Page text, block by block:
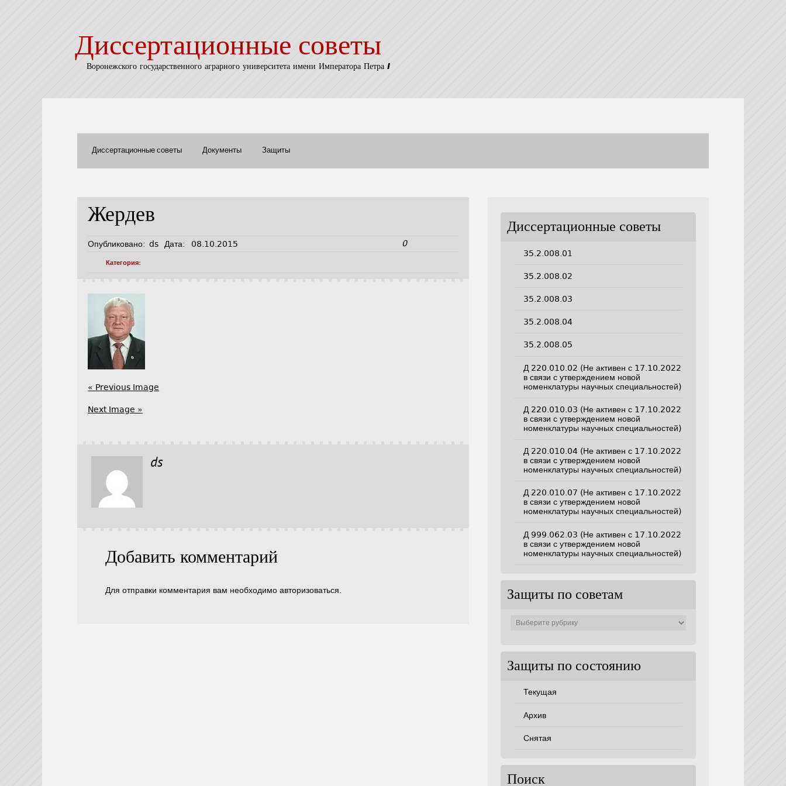
Диссертационные советы
Воронежского государственного аграрного университета имени Императора Петра I
Диссертационные советы Документы Защиты
Жердев
Опубликовано: ds Дата: 08.10.2015 0
Категория:
« Previous Image
Next Image »
ds
Добавить комментарий
Для отправки комментария вам необходимоавторизоваться
Диссертационные советы
35.2.008.01
35.2.008.02
35.2.008.03
35.2.008.04
35.2.008.05
Д 220.010.02 (Не активен с 17.10.2022
в связи с утверждением новой
номенклатуры научных специальностей)
Д 220.010.03 (Не активен с 17.10.2022
в связи с утверждением новой
номенклатуры научных специальностей)
Д 220.010.04 (Не активен с 17.10.2022
в связи с утверждением новой
номенклатуры научных специальностей)
Д 220.010.07 (Не активен с 17.10.2022
в связи с утверждением новой
номенклатуры научных специальностей)
Д 999.062.03 (Не активен с 17.10.2022
в связи с утверждением новой
номенклатуры научных специальностей)
Защиты по советам
Защиты по состоянию
Текущая
Архив
Снятая
Поиск